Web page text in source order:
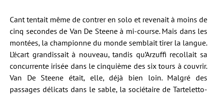
Cant tentait même de contrer en solo et revenait à moins de
cinq secondes de Van De Steene à mi-course. Mais dans les
montées, la championne du monde semblait tirer la langue.
L’écart grandissait à nouveau, tandis qu’Arzuffi recollait sa
concurrente irisée dans le cinquième des six tours à couvrir.
Van De Steene était, elle, déjà bien loin. Malgré des
passages délicats dans le sable, la sociétaire de Tarteletto-